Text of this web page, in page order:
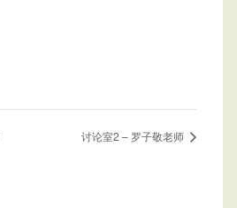
讨论室2 – 罗子敬老师